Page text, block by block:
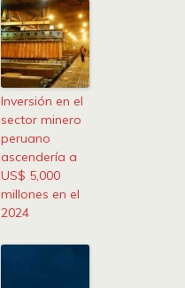
Inversión en el
sector minero
peruano
ascendería a
US$ 5,000
millones en el
2024